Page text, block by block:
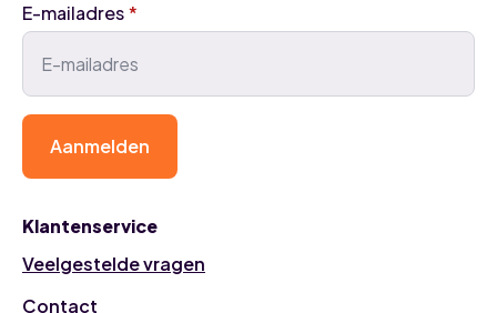
Klantenservice
Veelgestelde vragen
Contact
E-mailadres*
Aanmelden